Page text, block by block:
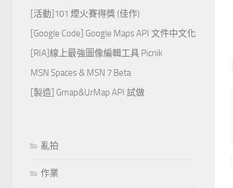
[活動]101 煙火賽得獎 (佳作)
[Google Code] Google Maps API 文件中文化
[RIA]線上最強圖像編輯工具 Picnik
MSN Spaces & MSN 7 Beta
[製造] Gmap&UrMap API 試做
亂拍
作業